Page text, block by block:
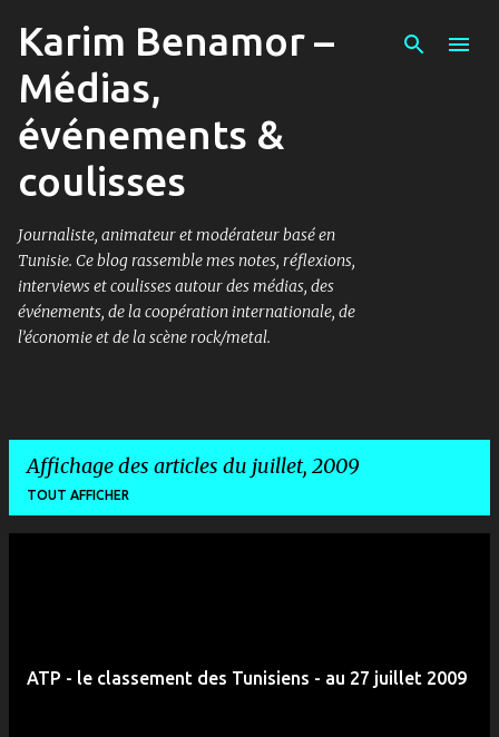
Accéder au contenu principal
Karim Benamor –
Médias,
événements &
coulisses
Journaliste, animateur et modérateur basé en
Tunisie. Ce blog rassemble mes notes, réflexions,
interviews et coulisses autour des médias, des
événements, de la coopération internationale, de
l’économie et de la scène rock/metal.
Affichage des articles du juillet, 2009
TOUT AFFICHER
ATP - le classement des Tunisiens - au 27 juillet 2009